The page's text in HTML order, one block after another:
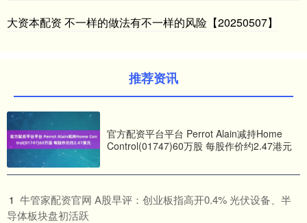
大资本配资 不一样的做法有不一样的风险【20250507】
推荐资讯
官方配资平台平台 Perrot Alain减持Home
Control(01747)60万股 每股作价约2.47港元
1 ​牛管家配资官网 A股早评：创业板指高开0.4% 光伏设备、半
导体板块盘初活跃